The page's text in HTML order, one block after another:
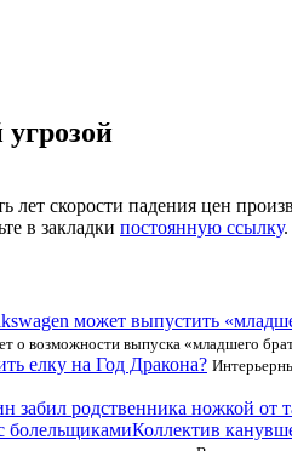
лет скорости падения цен
в закладки постоянную ссылку.
может выпустить
о возможности выпуска «младшего
елку на Год Дракона?
забил родственника ножкой от
Коллектив